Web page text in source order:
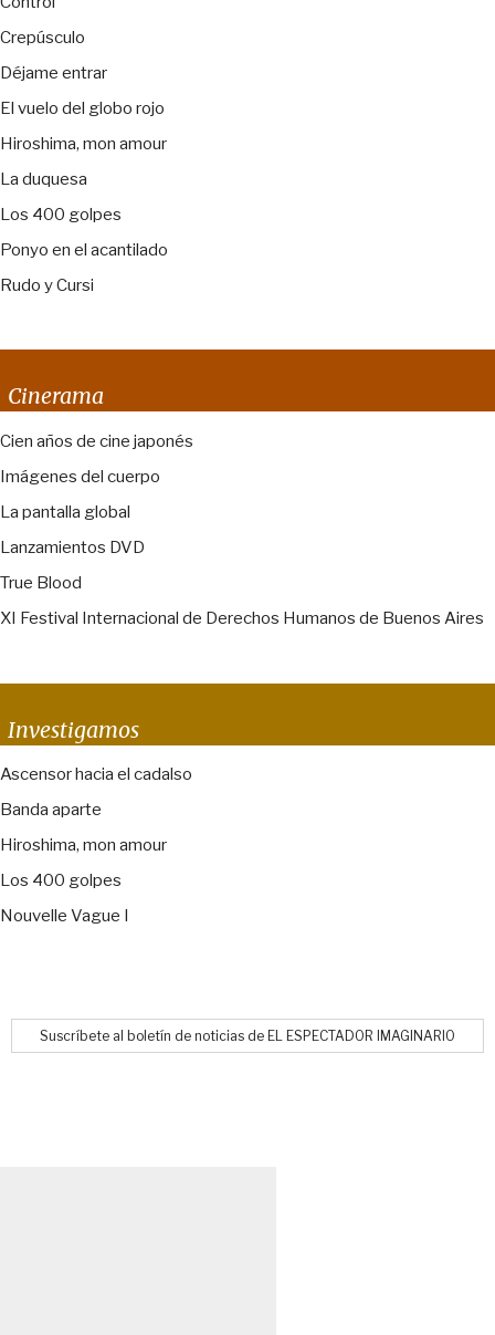
Crepúsculo
Déjame entrar
El vuelo del globo rojo
Hiroshima, mon amour
La duquesa
Los 400 golpes
Ponyo en el acantilado
Rudo y Cursi
Cinerama
Cien años de cine japonés
Imágenes del cuerpo
La pantalla global
Lanzamientos DVD
True Blood
XI Festival Internacional de Derechos Humanos de Buenos Aires
Investigamos
Ascensor hacia el cadalso
Banda aparte
Hiroshima, mon amour
Los 400 golpes
Nouvelle Vague I
Suscríbete al boletín de noticias de EL ESPECTADOR IMAGINARIO